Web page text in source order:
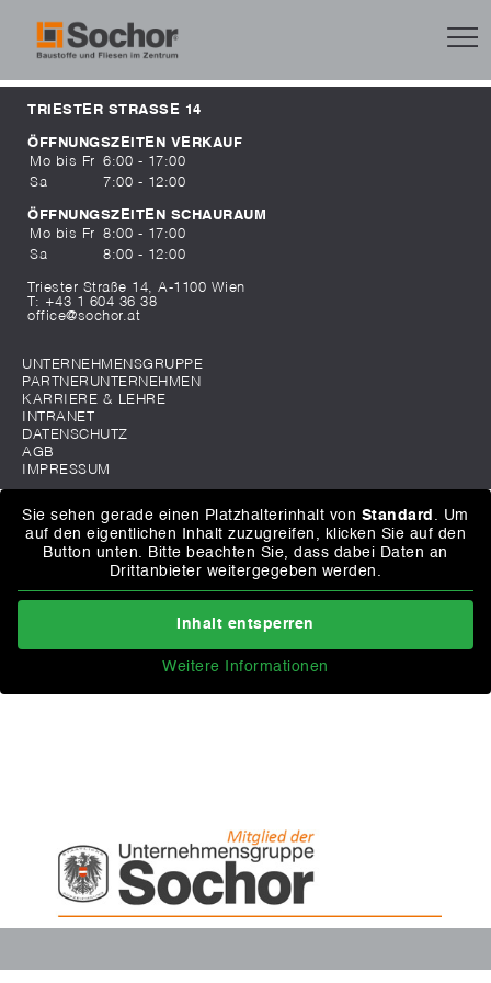
TRIESTER STRASSE 14
ÖFFNUNGSZEITEN VERKAUF
Mo bis Fr
6:00 - 17:00
Sa
7:00 - 12:00
ÖFFNUNGSZEITEN SCHAURAUM
Mo bis Fr
8:00 - 17:00
Sa
8:00 - 12:00
Triester Straße 14, A-1100 Wien
T: +43 1 604 36 38
office@sochor.at
UNTERNEHMENSGRUPPE
PARTNERUNTERNEHMEN
KARRIERE & LEHRE
INTRANET
DATENSCHUTZ
AGB
IMPRESSUM
Sie sehen gerade einen Platzhalterinhalt von Standard . Um
auf den eigentlichen Inhalt zuzugreifen, klicken Sie auf den
Button unten. Bitte beachten Sie, dass dabei Daten an
Drittanbieter weitergegeben werden.
Inhalt entsperren
Weitere Informationen